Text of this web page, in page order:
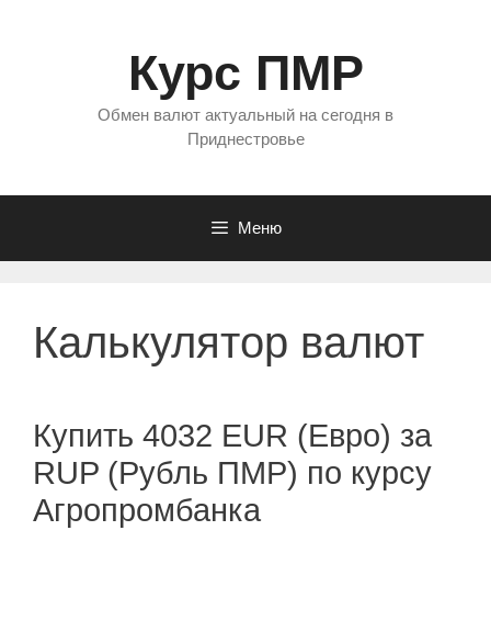
Курс ПМР
Обмен валют актуальный на сегодня в
Приднестровье
Меню
Калькулятор валют
Купить 4032 EUR (Евро) за
RUP (Рубль ПМР) по курсу
Агропромбанка